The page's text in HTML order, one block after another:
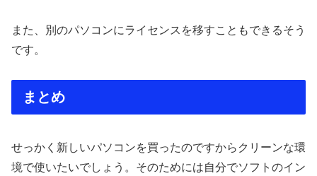
また、別のパソコンにライセンスを移すこともできるそう
です。
まとめ
せっかく新しいパソコンを買ったのですからクリーンな環
境で使いたいでしょう。そのためには自分でソフトのイン